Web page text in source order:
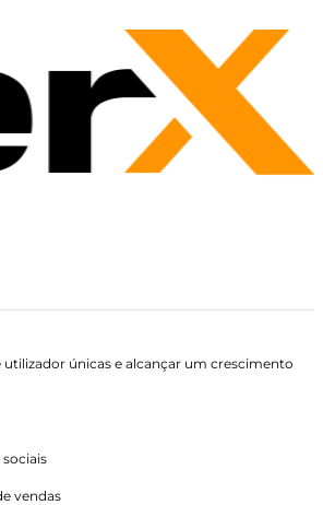
únicas e alcançar um crescimento
vendas